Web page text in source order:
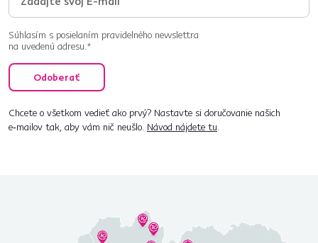
Súhlasím s posielaním pravidelného newslettra
na uvedenú adresu.*
Odoberať
Chcete o všetkom vedieť ako prvý? Nastavte si doručovanie našich
e‑mailov tak, aby vám nič neušlo. Návod nájdete tu